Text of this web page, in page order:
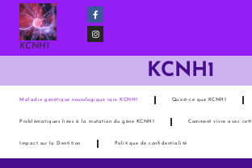
KCNH1
KCNH1
Maladie génétique neurologique rare KCNH1 Qu’est-ce que KCNH1
Problématiques liées à la mutation du gène KCNH1 Comment vivre avec
Impact sur la Dentition Politique de confidentialité